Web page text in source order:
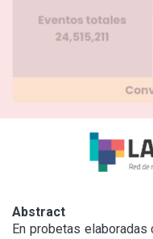
Abstract
En probetas